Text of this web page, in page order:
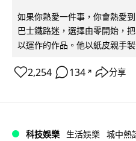
如果你熱愛一件事，你會熱愛
巴士鐵路迷，選擇由零開始，
以運作的作品。他以紙皮親手
2,254 134 ↗ 分享
科技娛樂 生活娛樂 城中熱